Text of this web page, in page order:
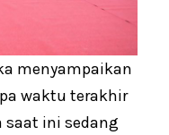
menyampaikan
waktu terakhir
saat ini sedang